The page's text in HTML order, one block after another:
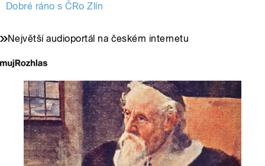
Dobré ráno s ČRo Zlín
Největší audioportál na českém internetu